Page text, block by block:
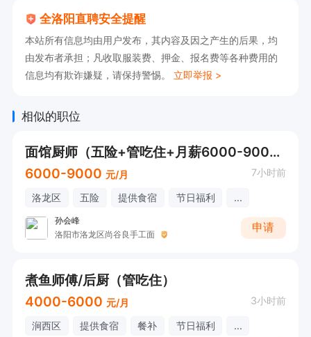
全洛阳直聘安全提醒
本站所有信息均由用户发布，其内容及因之产生的后果，均
由发布者承担；凡收取服装费、押金、报名费等各种费用的
信息均有欺诈嫌疑，请保持警惕。 立即举报 >
相似的职位
面馆厨师（五险+管吃住+月薪6000-9000）
6000-9000 元/月 7小时前
洛龙区 五险 提供食宿 节日福利 ...
孙会峰
洛阳市洛龙区尚谷良手工面
申请
煮鱼师傅/后厨（管吃住）
4000-6000 元/月 3小时前
涧西区 提供食宿 餐补 节日福利 ...